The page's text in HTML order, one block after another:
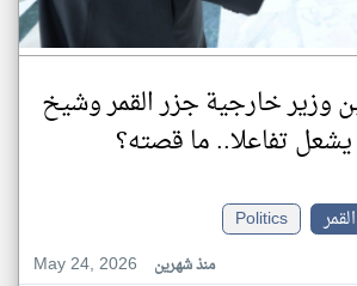
وزير خارجية جزر القمر وشيخ
يشعل تفاعلا.. ما قصته؟
Politics
May 24, 2026
منذ شهرين